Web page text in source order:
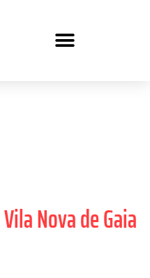
Vila Nova de Gaia